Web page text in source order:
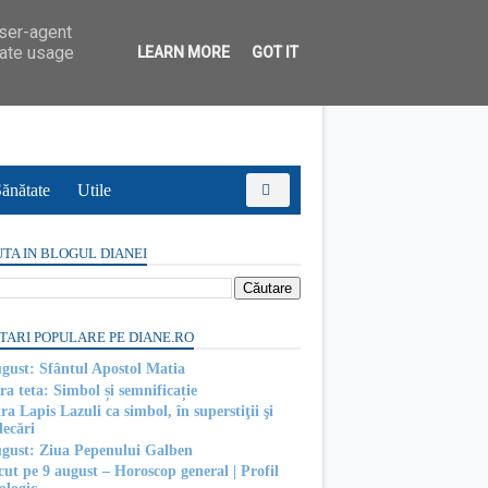
Utile
IN BLOGUL DIANEI
POPULARE PE DIANE.RO
Sfântul Apostol Matia
teta: Simbol și semnificație
Lapis Lazuli ca simbol, în superstiţii şi
Ziua Pepenului Galben
pe 9 august – Horoscop general | Profil
agent
usage
LEARN MORE GOT IT